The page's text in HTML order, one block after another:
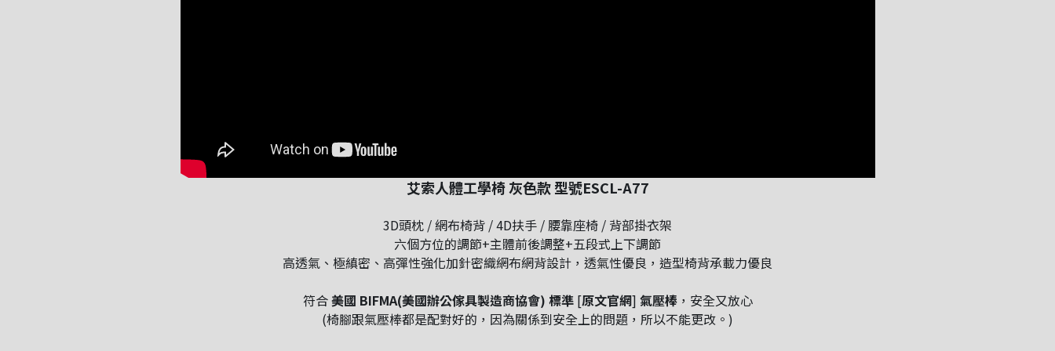
艾索人體工學椅 灰色款 型號ESCL-A77
3D頭枕 / 網布椅背 / 4D扶手 / 腰靠座椅 / 背部掛衣架
六個方位的調節+主體前後調整+五段式上下調節
高透氣、極縝密、高彈性強化加針密織網布網背設計，透氣性優良，造型椅背承載力優良
符合美國 BIFMA(美國辦公傢具製造商協會) 標準[原文官網] 氣壓棒，安全又放心
(椅腳跟氣壓棒都是配對好的，因為關係到安全上的問題，所以不能更改。)